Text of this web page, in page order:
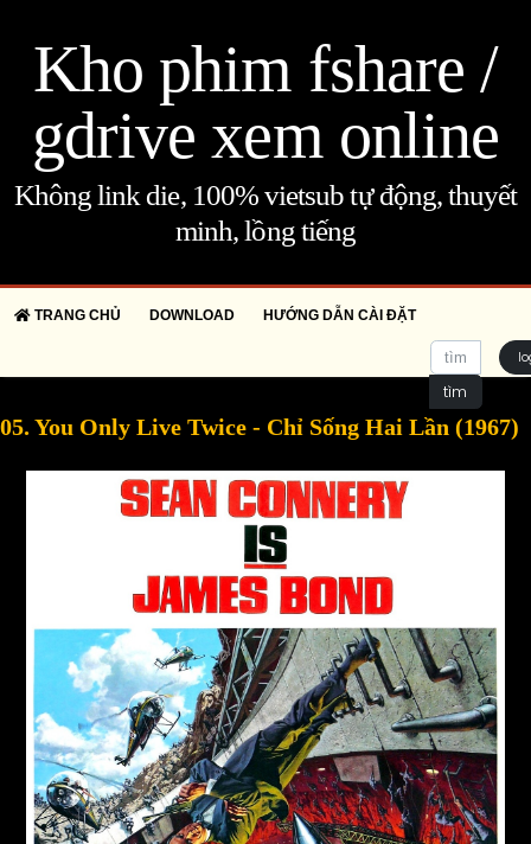
Kho phim fshare /
gdrive xem online
Không link die, 100% vietsub tự động, thuyết
minh, lồng tiếng
TRANG CHỦ DOWNLOAD HƯỚNG DẪN CÀI ĐẶT
tìm
05. You Only Live Twice - Chỉ Sống Hai Lần (1967)